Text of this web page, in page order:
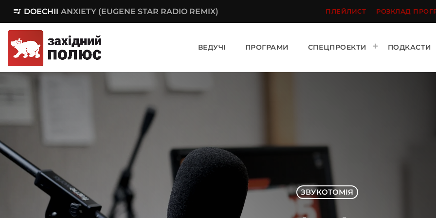
queue_music DOECHII ANXIETY (EUGENE STAR RADIO REMIX) ПЛЕЙЛИСТ РОЗКЛАД
ВЕДУЧІ ПРОГРАМИ СПЕЦПРОЕКТИ ПОДКАСТИ
ЗВУКОТОМІЯ